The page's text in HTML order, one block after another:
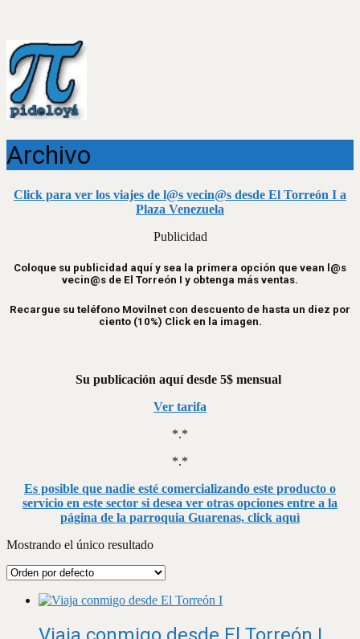
Archivo
Click para ver los viajes de l@s vecin@s desde El Torreón I a
Plaza Venezuela
Publicidad
Coloque su publicidad aquí y sea la primera opción que vean l@s
vecin@s de El Torreón I y obtenga más ventas.
Recargue su teléfono Movilnet con descuento de hasta un diez por
ciento (10%) Click en la imagen.
Su publicación aquí desde 5$ mensual
Ver tarifa
*.*
*.*
Es posible que nadie esté comercializando este producto o
servicio en este sector si desea ver otras opciones entre a la
página de la parroquia Guarenas, click aquì
Mostrando el único resultado